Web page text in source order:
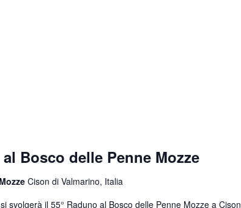
al Bosco delle Penne Mozze
Cison di Valmarino, Italia
svolgerà il 55° Raduno al Bosco delle Penne Mozze a Cison